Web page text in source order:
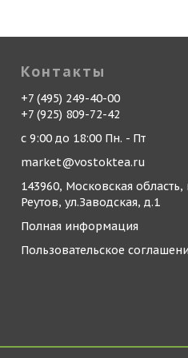
Контакты
+7 (495) 249-40-00
+7 (925) 809-72-42
с 9:00 до 18:00 Пн. - Пт
market@vostoktea.ru
143960, Московская область,
Реутов, ул.Заводская, д.1
Полная информация
Пользовательское